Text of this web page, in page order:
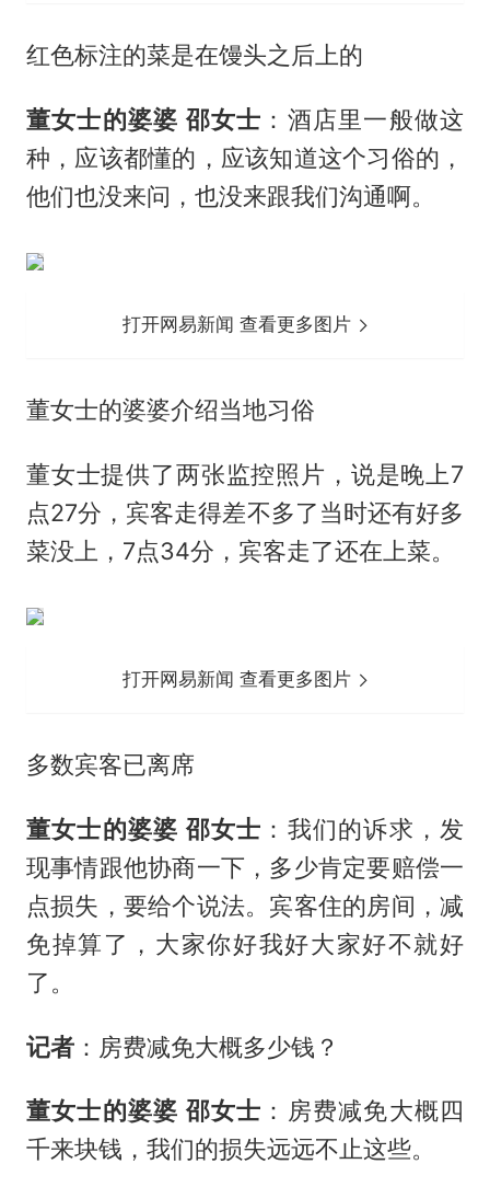
红色标注的菜是在馒头之后上的
董女士的婆婆 邵女士 ：酒店里一般做这
种，应该都懂的，应该知道这个习俗的，
他们也没来问，也没来跟我们沟通啊。
打开网易新闻 查看更多图片
董女士的婆婆介绍当地习俗
董女士提供了两张监控照片，说是晚上7
点27分，宾客走得差不多了当时还有好多
菜没上，7点34分，宾客走了还在上菜。
打开网易新闻 查看更多图片
多数宾客已离席
董女士的婆婆 邵女士 ：我们的诉求，发
现事情跟他协商一下，多少肯定要赔偿一
点损失，要给个说法。宾客住的房间，减
免掉算了，大家你好我好大家好不就好
了。
记者：房费减免大概多少钱？
董女士的婆婆 邵女士 ：房费减免大概四
千来块钱，我们的损失远远不止这些。